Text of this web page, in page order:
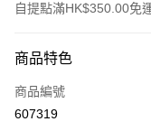
自提點滿HK$350.00免
信用卡
Apple Pay
商品特色
商品編號
607319